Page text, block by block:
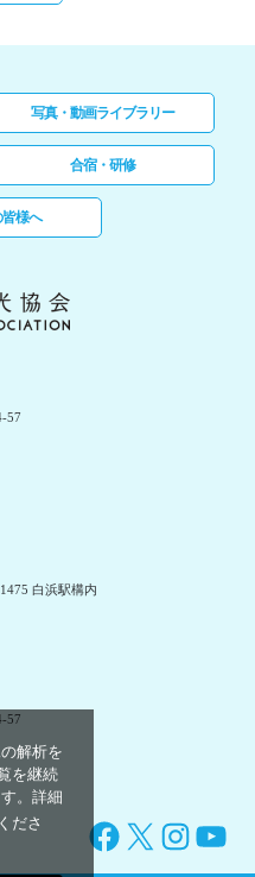
解析を
を継続
。詳細
ださ
写真・動画ライブラリー
合宿・研修
様へ
57
白浜駅構内
57
Facebook X Instagram YouTube